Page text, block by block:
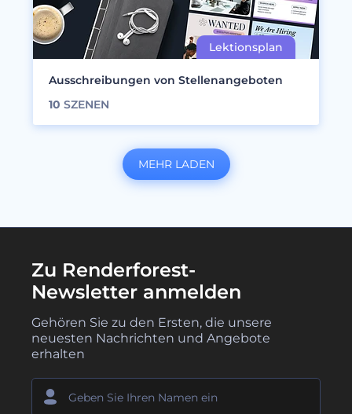
Ausschreibungen von Stellenangeboten
10 SZENEN
MEHR LADEN
Zu Renderforest-
Newsletter anmelden
Gehören Sie zu den Ersten, die unsere
neuesten Nachrichten und Angebote
erhalten